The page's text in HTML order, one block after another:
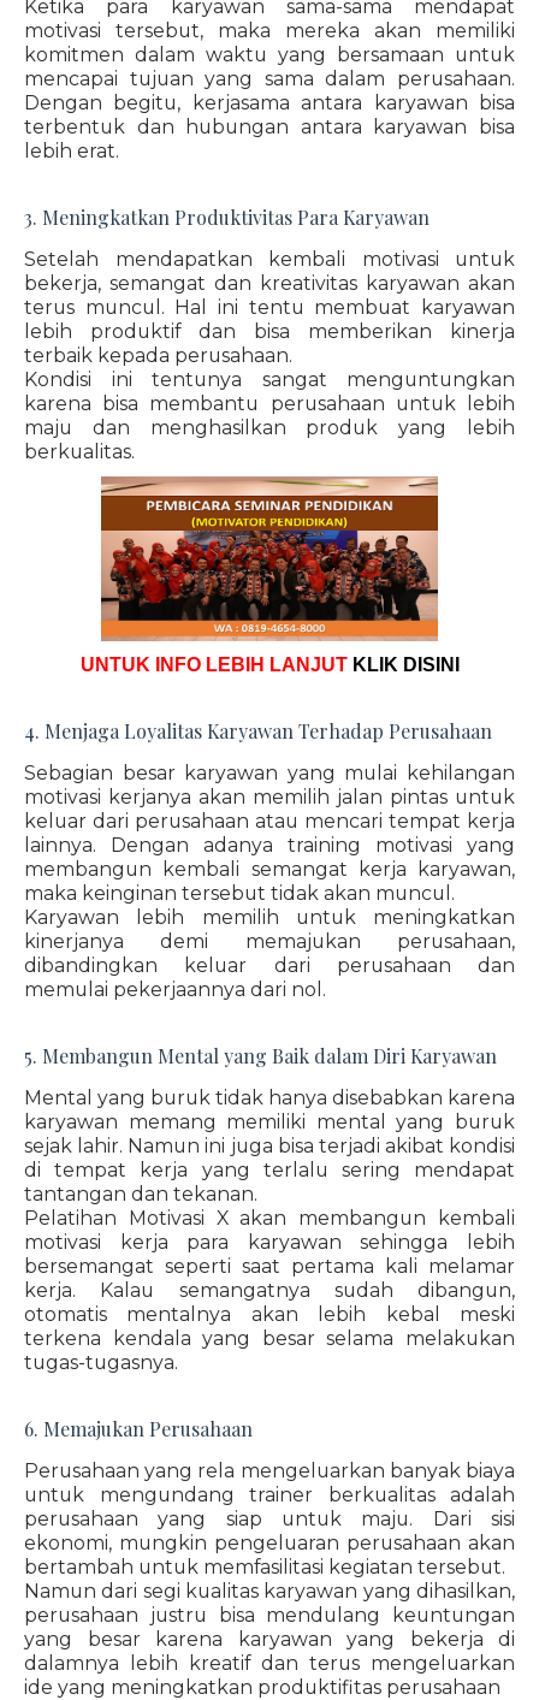
Ketika para karyawan sama-sama mendapat
motivasi tersebut, maka mereka akan memiliki
komitmen dalam waktu yang bersamaan untuk
mencapai tujuan yang sama dalam perusahaan.
Dengan begitu, kerjasama antara karyawan bisa
terbentuk dan hubungan antara karyawan bisa
lebih erat.
3. Meningkatkan Produktivitas Para Karyawan
Setelah mendapatkan kembali motivasi untuk
bekerja, semangat dan kreativitas karyawan akan
terus muncul. Hal ini tentu membuat karyawan
lebih produktif dan bisa memberikan kinerja
terbaik kepada perusahaan.
Kondisi ini tentunya sangat menguntungkan
karena bisa membantu perusahaan untuk lebih
maju dan menghasilkan produk yang lebih
berkualitas.
UNTUK INFO LEBIH LANJUT KLIK DISINI
4. Menjaga Loyalitas Karyawan Terhadap Perusahaan
Sebagian besar karyawan yang mulai kehilangan
motivasi kerjanya akan memilih jalan pintas untuk
keluar dari perusahaan atau mencari tempat kerja
lainnya. Dengan adanya training motivasi yang
membangun kembali semangat kerja karyawan,
maka keinginan tersebut tidak akan muncul.
Karyawan lebih memilih untuk meningkatkan
kinerjanya demi memajukan perusahaan,
dibandingkan keluar dari perusahaan dan
memulai pekerjaannya dari nol.
5. Membangun Mental yang Baik dalam Diri Karyawan
Mental yang buruk tidak hanya disebabkan karena
karyawan memang memiliki mental yang buruk
sejak lahir. Namun ini juga bisa terjadi akibat kondisi
di tempat kerja yang terlalu sering mendapat
tantangan dan tekanan.
Pelatihan Motivasi X akan membangun kembali
motivasi kerja para karyawan sehingga lebih
bersemangat seperti saat pertama kali melamar
kerja. Kalau semangatnya sudah dibangun,
otomatis mentalnya akan lebih kebal meski
terkena kendala yang besar selama melakukan
tugas-tugasnya.
6. Memajukan Perusahaan
Perusahaan yang rela mengeluarkan banyak biaya
untuk mengundang trainer berkualitas adalah
perusahaan yang siap untuk maju. Dari sisi
ekonomi, mungkin pengeluaran perusahaan akan
bertambah untuk memfasilitasi kegiatan tersebut.
Namun dari segi kualitas karyawan yang dihasilkan,
perusahaan justru bisa mendulang keuntungan
yang besar karena karyawan yang bekerja di
dalamnya lebih kreatif dan terus mengeluarkan
ide yang meningkatkan produktifitas perusahaan